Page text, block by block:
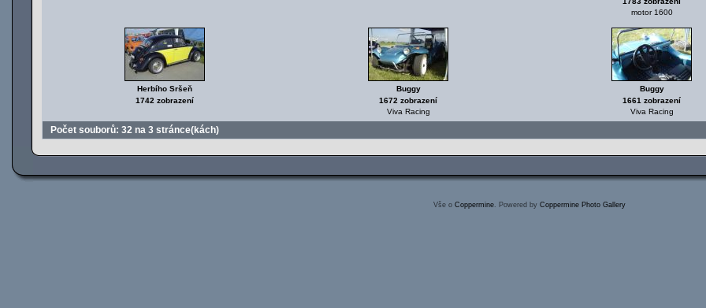
motor 1600
Herbího Sršeň
1742 zobrazení
Buggy
1672 zobrazení
Viva Racing
Buggy
1661 zobrazení
Viva Racing
Počet souborů: 32 na 3 stránce(kách)
Vše o Coppermine. Powered by Coppermine Photo Gallery